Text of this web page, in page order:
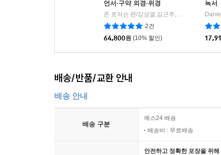
언서·구약 외경·위경
존 로저슨 편/강성열,김근주,김동혁 역
IVP
2건
64,800원 (10% 할인)
녹서
배송/반품/교환 안내
배송 안내
배송 구분
예스24 배송
배송비 : 무료배송
안전하고 정확한 포장을 위